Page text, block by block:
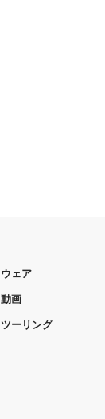
ウェア
動画
ツーリング